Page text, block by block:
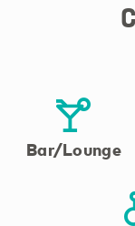
Bar/Lounge